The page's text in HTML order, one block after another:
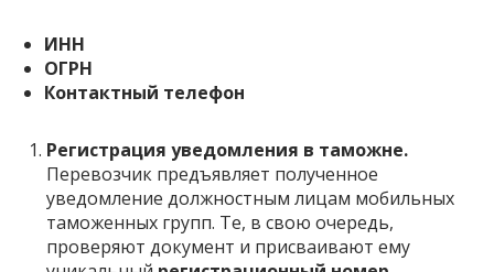
ИНН
ОГРН
Контактный телефон
Регистрация уведомления в таможне.
Перевозчик предъявляет полученное
уведомление должностным лицам мобильных
таможенных групп. Те, в свою очередь,
проверяют документ и присваивают ему